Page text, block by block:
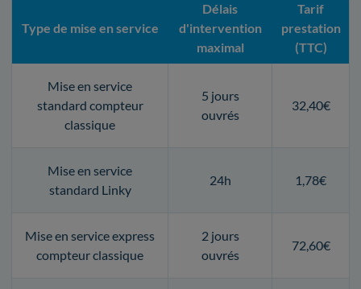
Type de mise en service
Délais
d'intervention
maximal
Tarif
prestation
(TTC)
Mise en service
standard compteur
classique
5 jours
ouvrés
32,40€
Mise en service
standard Linky
24h 1,78€
Mise en service express
compteur classique
2 jours
ouvrés
72,60€